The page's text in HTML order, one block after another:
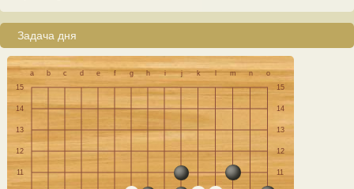
Задача дня
a b c d e f g h i j k m n
o
15
15
14 14
13 13
12 12
11 11